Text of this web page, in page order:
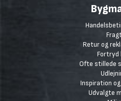
Retur og
Fortryd
Ofte stillede
Inspiration
Udvalgte